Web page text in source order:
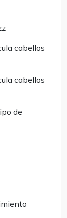
cabellos
cabellos
de